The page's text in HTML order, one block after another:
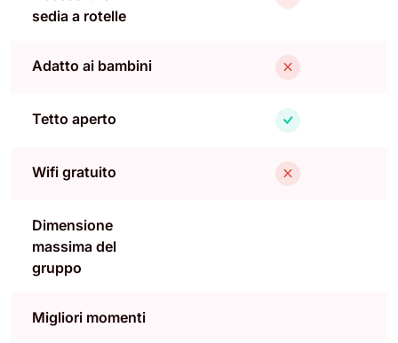
sedia a rotelle
Adatto ai bambini
Tetto aperto
Wifi gratuito
Dimensione
massima del
gruppo
Migliori momenti